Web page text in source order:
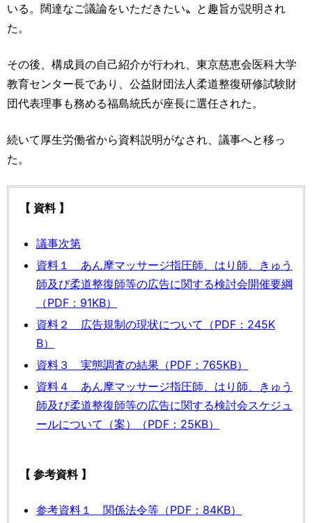
いる。闊達なご議論をいただきたい〟と趣旨が説明され
た。
その後、構成員の自己紹介が行われ、東京慈恵会医科大学
教育センター長であり、公益財団法人柔道整復研修試験財
団代表理事も務める福島統氏が座長に選任された。
続いて厚生労働省から資料説明がなされ、議事へと移っ
た。
【 資料 】
議事次第
資料１ あん摩マッサージ指圧師、はり師、きゅう
師及び柔道整復師等の広告に関する検討会開催要綱
（PDF：91KB）
資料２ 広告規制の現状について（PDF：245K
B）
資料３ 実態調査の結果（PDF：765KB）
資料４ あん摩マッサージ指圧師、はり師、きゅう
師及び柔道整復師等の広告に関する検討会スケジュ
ールについて（案）（PDF：25KB）
【 参考資料 】
参考資料１ 関係法令等（PDF：84KB）